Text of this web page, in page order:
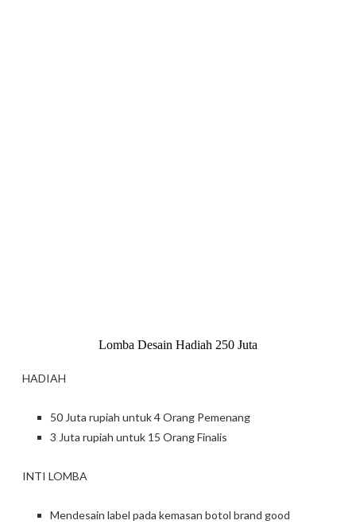
Lomba Desain Hadiah 250 Juta
HADIAH
50 Juta rupiah untuk 4 Orang Pemenang
3 Juta rupiah untuk 15 Orang Finalis
INTI LOMBA
Mendesain label pada kemasan botol brand good